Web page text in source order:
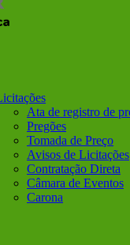
Ata de registro de
Pregões
Tomada de Preço
Avisos de Licitações
Contratação Direta
Câmara de Eventos
Carona